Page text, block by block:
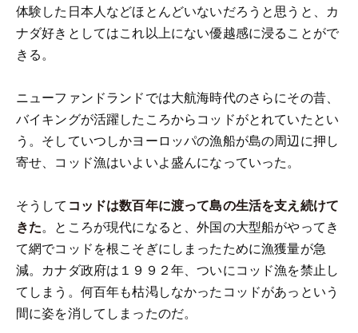
体験した日本人などほとんどいないだろうと思うと、カ
ナダ好きとしてはこれ以上にない優越感に浸ることがで
きる。
ニューファンドランドでは大航海時代のさらにその昔、
バイキングが活躍したころからコッドがとれていたとい
う。そしていつしかヨーロッパの漁船が島の周辺に押し
寄せ、コッド漁はいよいよ盛んになっていった。
そうして コッドは数百年に渡って島の生活を支え続けて
きた。ところが現代になると、外国の大型船がやってき
て網でコッドを根こそぎにしまったために漁獲量が急
減。カナダ政府は１９９２年、ついにコッド漁を禁止し
てしまう。何百年も枯渇しなかったコッドがあっという
間に姿を消してしまったのだ。